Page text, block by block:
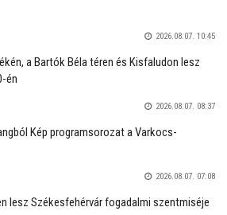
2026.08.07. 10:45
a Bartók Béla téren és Kisfaludon lesz
én
2026.08.07. 08:37
Kép programsorozat a Varkocs-
2026.08.07. 07:08
lesz Székesfehérvár fogadalmi szentmiséje